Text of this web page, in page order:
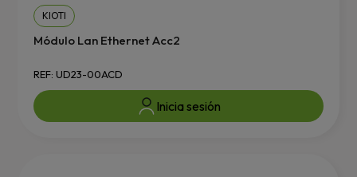
KIOTI
Módulo Lan Ethernet Acc2
REF: UD23-00ACD
Inicia sesión